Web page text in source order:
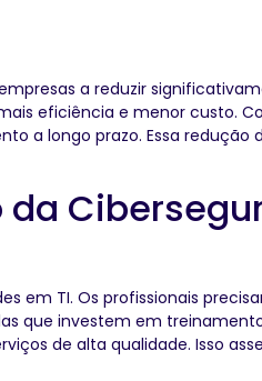
a reduzir
eficiência e menor custo.
a longo prazo. Essa
em TI. Os profissionais
que investem em
de alta qualidade. Isso